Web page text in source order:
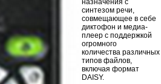
назначения с
синтезом речи,
совмещающее в себе
диктофон и медиа-
плеер с поддержкой
огромного
количества различных
типов файлов,
включая формат
DAISY.